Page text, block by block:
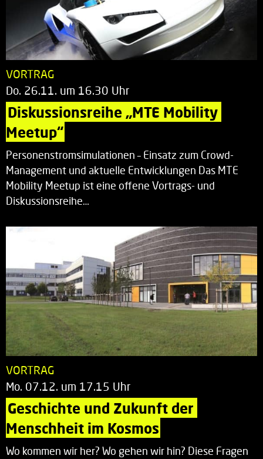
VORTRAG
Do. 26.11. um 16.30 Uhr
Diskussionsreihe „MTE Mobility
Meetup“
Personenstromsimulationen – Einsatz zum Crowd-
Management und aktuelle Entwicklungen Das MTE
Mobility Meetup ist eine offene Vortrags- und
Diskussionsreihe…
VORTRAG
Mo. 07.12. um 17.15 Uhr
Geschichte und Zukunft der
Menschheit im Kosmos
Wo kommen wir her? Wo gehen wir hin? Diese Fragen